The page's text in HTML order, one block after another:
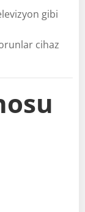
gibi
cihaz